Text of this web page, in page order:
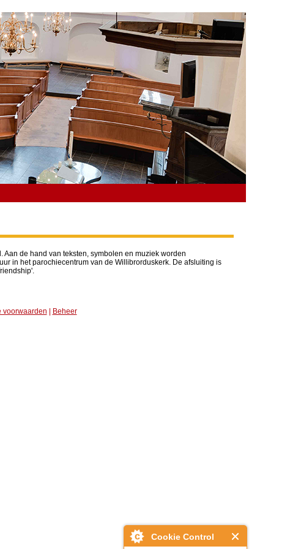
Cookie Control
de hand van teksten, symbolen en muziek worden
in het parochiecentrum van de Willibrorduskerk. De afsluiting is
voorwaarden Beheer